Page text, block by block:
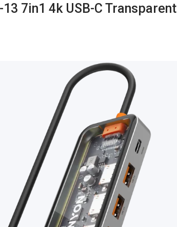
13 7in1 4k USB-C Transparent